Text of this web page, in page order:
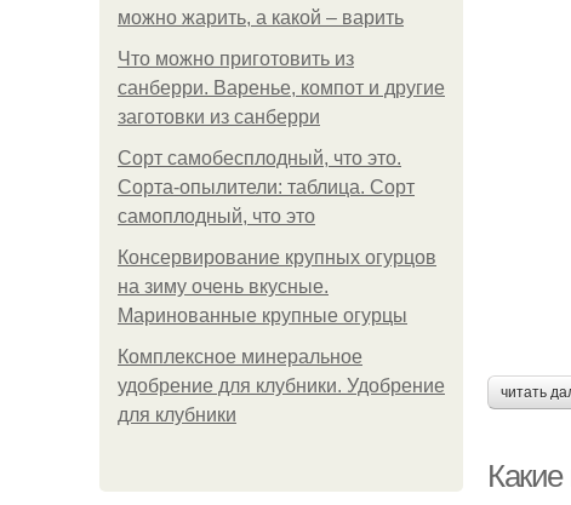
можно жарить, а какой – варить
Что можно приготовить из
санберри. Варенье, компот и другие
заготовки из санберри
Сорт самобесплодный, что это.
Сорта-опылители: таблица. Сорт
самоплодный, что это
Консервирование крупных огурцов
на зиму очень вкусные.
Маринованные крупные огурцы
Комплексное минеральное
удобрение для клубники. Удобрение
для клубники
читать